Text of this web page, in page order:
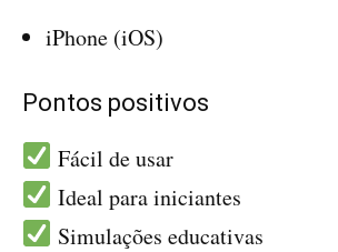
iPhone (iOS)
Pontos positivos
Fácil de usar
Ideal para iniciantes
Simulações educativas